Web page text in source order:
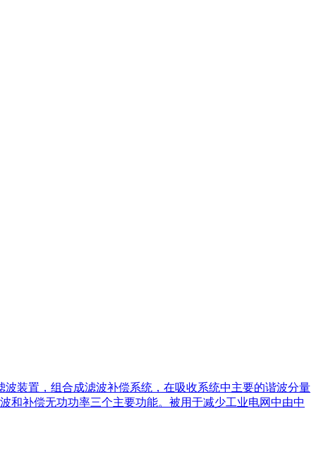
装置，组合成滤波补偿系统，在吸收系统中主要的谐波分量
和补偿无功功率三个主要功能。被用于减少工业电网中由中